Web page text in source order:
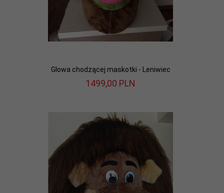
Głowa chodzącej maskotki - Leniwiec
1499,00 PLN